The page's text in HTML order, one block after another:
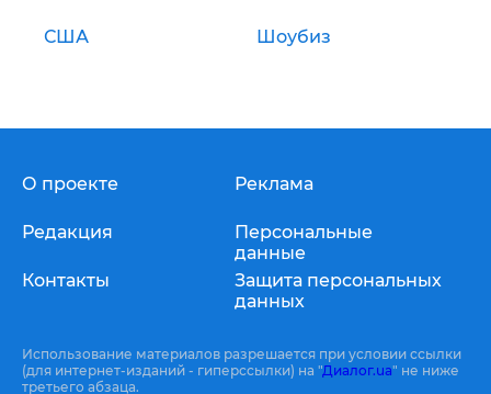
США Шоубиз
О проекте
Редакция
Контакты
Реклама
Персональные
данные
Защита персональных
данных
Использование материалов разрешается при условии ссылки
(для интернет-изданий - гиперссылки) на "Диалог.ua" не ниже
третьего абзаца.